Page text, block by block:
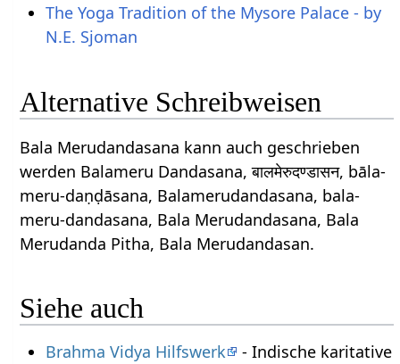
The Yoga Tradition of the Mysore Palace - by
N.E. Sjoman
Alternative Schreibweisen
Bala Merudandasana kann auch geschrieben
werden Balameru Dandasana, बालमेरुदण्डासन, bāla-
meru-daṇḍāsana, Balamerudandasana, bala-
meru-dandasana, Bala Merudandasana, Bala
Merudanda Pitha, Bala Merudandasan.
Siehe auch
Brahma Vidya Hilfswerk
- Indische karitative